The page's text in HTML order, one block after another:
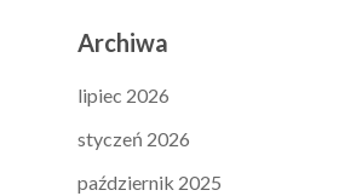
Archiwa
lipiec 2026
styczeń 2026
październik 2025